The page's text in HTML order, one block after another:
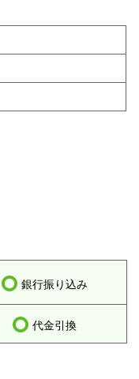
銀行振り込み
代金引換